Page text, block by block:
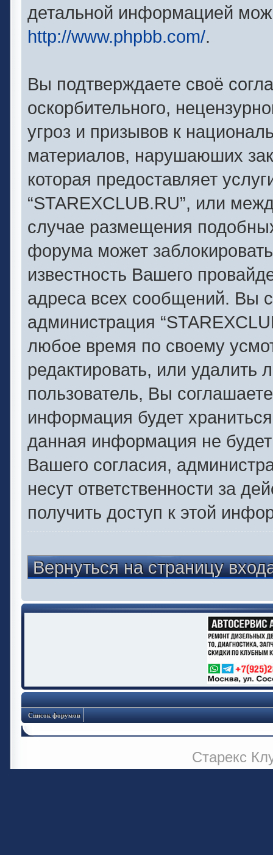
детальной информацией
http://www.phpbb.com/.
Вы подтверждаете своё
оскорбительного,
угроз и призывов к
материалов, нарушаюших
которая предоставляет
“STAREXCLUB.RU”, или
случае размещения
форума может
известность Вашего
адреса всех сообщений. Вы
администрация
любое время по своему
редактировать, или
пользователь, Вы
информация будет
данная информация не
Вашего согласия,
несут ответственности за
получить доступ к этой
Вернуться на страницу
Список форумов
Старекс